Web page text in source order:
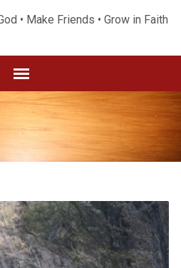
• Make Friends • Grow in Faith